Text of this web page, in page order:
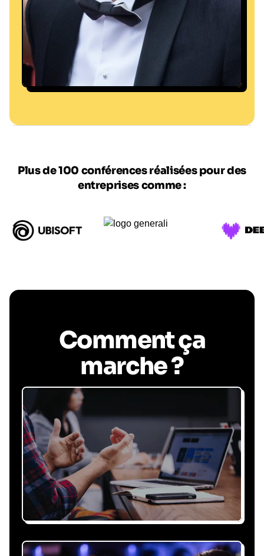
Joan Hernandez Mir (Wikimedia Commons)
Plus de 100 conférences réalisées pour des
entreprises comme :
Comment ça
marche ?
Recevez une proposition